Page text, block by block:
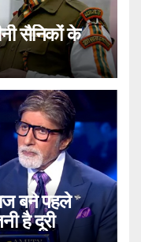
सैनिकों के
बने पहले
है दूरी